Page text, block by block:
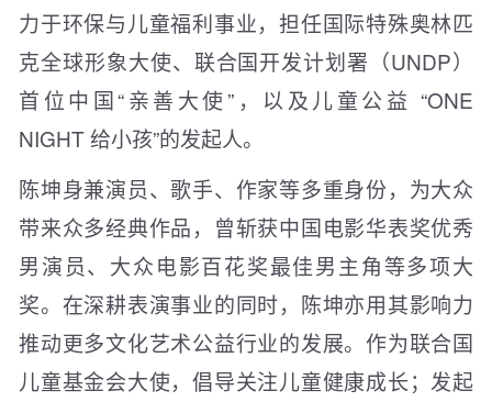
力于环保与儿童福利事业，担任国际特殊奥林匹
克全球形象大使、联合国开发计划署（UNDP）
首位中国“亲善大使”，以及儿童公益 “ONE
NIGHT 给小孩”的发起人。
陈坤身兼演员、歌手、作家等多重身份，为大众
带来众多经典作品，曾斩获中国电影华表奖优秀
男演员、大众电影百花奖最佳男主角等多项大
奖。在深耕表演事业的同时，陈坤亦用其影响力
推动更多文化艺术公益行业的发展。作为联合国
儿童基金会大使，倡导关注儿童健康成长；发起